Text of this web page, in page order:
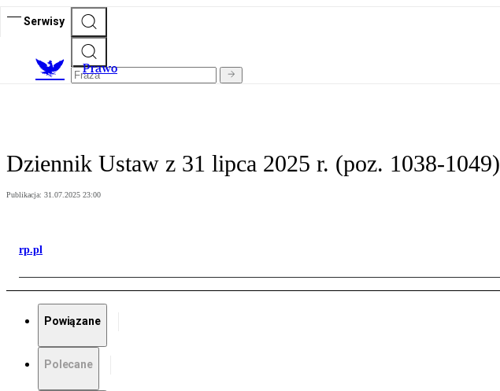
Serwisy
Prawo
Dziennik Ustaw z 31 lipca 2025 r. (poz. 1038-1049)
Publikacja: 31.07.2025 23:00
rp.pl
Powiązane
Polecane